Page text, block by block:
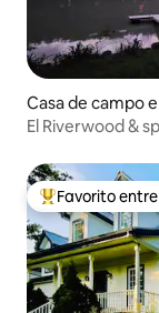
Casa de campo
El Riverwood &
De los mejores
Favorito